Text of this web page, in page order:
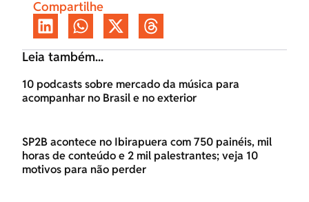
Compartilhe
Leia também...
10 podcasts sobre mercado da música para
acompanhar no Brasil e no exterior
SP2B acontece no Ibirapuera com 750 painéis, mil
horas de conteúdo e 2 mil palestrantes; veja 10
motivos para não perder